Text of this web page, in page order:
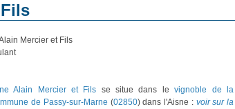
Mercier et Fils
Alain Mercier et Fils se situe dans levignoble de la
de Passy-sur-Marne (02850) dans l'Aisne : voir sur la